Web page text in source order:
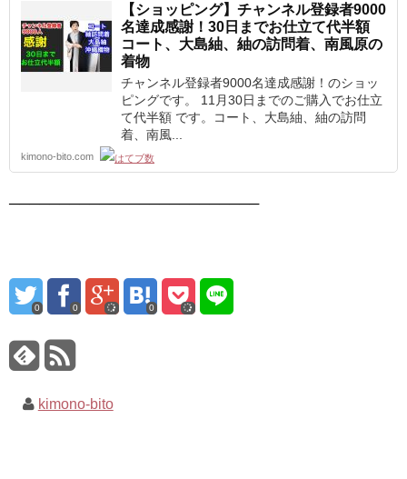
【ショッピング】チャンネル登録者9000
名達成感謝！30日までお仕立て代半額
コート、大島紬、紬の訪問着、南風原の
着物
チャンネル登録者9000名達成感謝！のショッ
ピングです。 11月30日までのご購入でお仕立
て代半額 です。コート、大島紬、紬の訪問
着、南風...
kimono-bito.com
─────────────────────────
0 0 0
kimono-bito